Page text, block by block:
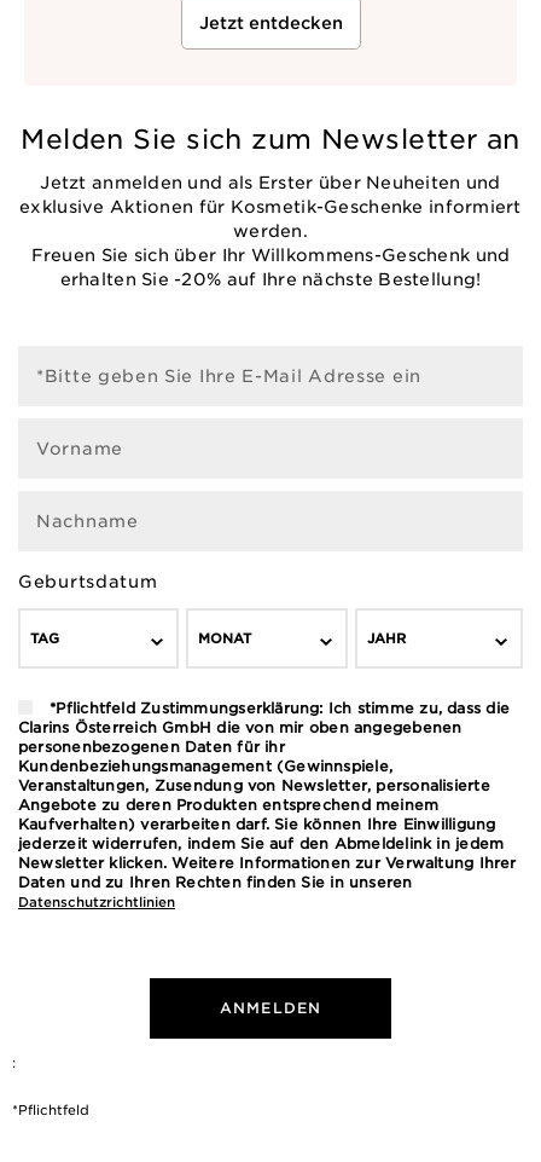
Jetzt entdecken
Melden Sie sich zum Newsletter an
Jetzt anmelden und als Erster über Neuheiten und
exklusive Aktionen für Kosmetik-Geschenke informiert
werden.
Freuen Sie sich über Ihr Willkommens-Geschenk und
erhalten Sie -20% auf Ihre nächste Bestellung!
*Bitte geben Sie Ihre E-Mail Adresse ein
Vorname
Nachname
Geburtsdatum
TAG MONAT JAHR
*Pflichtfeld Zustimmungserklärung: Ich stimme zu, dass die
Clarins Österreich GmbH die von mir oben angegebenen
personenbezogenen Daten für ihr
Kundenbeziehungsmanagement (Gewinnspiele,
Veranstaltungen, Zusendung von Newsletter, personalisierte
Angebote zu deren Produkten entsprechend meinem
Kaufverhalten) verarbeiten darf. Sie können Ihre Einwilligung
jederzeit widerrufen, indem Sie auf den Abmeldelink in jedem
Newsletter klicken. Weitere Informationen zur Verwaltung Ihrer
Daten und zu Ihren Rechten finden Sie in unseren
Datenschutzrichtlinien
ANMELDEN
:
*Pflichtfeld